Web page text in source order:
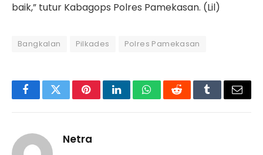
baik,” tutur Kabagops Polres Pamekasan. (Lil)
Bangkalan Pilkades Polres Pamekasan
FacebookTwitterPinterestLinkedInWhatsAppRedditTumblrEmail
Netra